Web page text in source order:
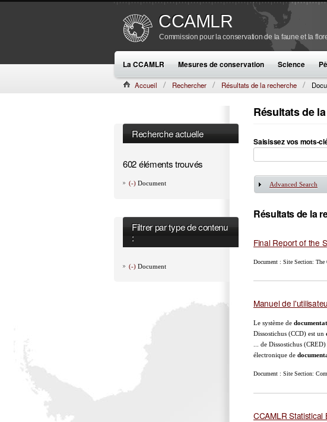
CCAMLR
Commission pour la conservation de la faune et la
La CCAMLR Mesures de conservation Science
Accueil Rechercher Résultats de la recherche
Recherche actuelle
602 éléments trouvés
(-) Document
Filtrer par type de contenu
:
(-) Document
Résultats de
Saisissez vos mots-
Afficher
Advanced Search
Résultats de la
Final Report of the
Document : Site Section: The
Manuel de
Le système de
Dissostichus (CCD) est un
... de Dissostichus (CRED)
électronique de
Document : Site Section:
CCAMLR Statistical